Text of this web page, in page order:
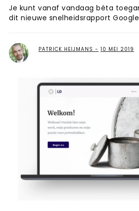
Je kunt vanaf vandaag bèta
dit nieuwe snelheidsrapport
PATRICK HEIJMANS 10 MEI 2019